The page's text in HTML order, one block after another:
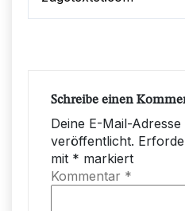
Schreibe einen
Deine E-Mail-
veröffentlicht.
mit * markiert
Kommentar *